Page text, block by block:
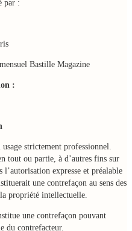
par :
Bastille Magazine
:
strictement professionnel.
tout ou partie, à d’autres fins sur
expresse et préalable
une contrefaçon au sens des
propriété intellectuelle.
une contrefaçon pouvant
du contrefacteur.